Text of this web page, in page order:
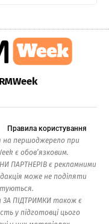
Правила користування
на першоджерело при
є обов’язковим.
ПАРТНЕРІВ є рекламними
може не поділяти
ПІДТРИМКИ також є
у підготовці цього